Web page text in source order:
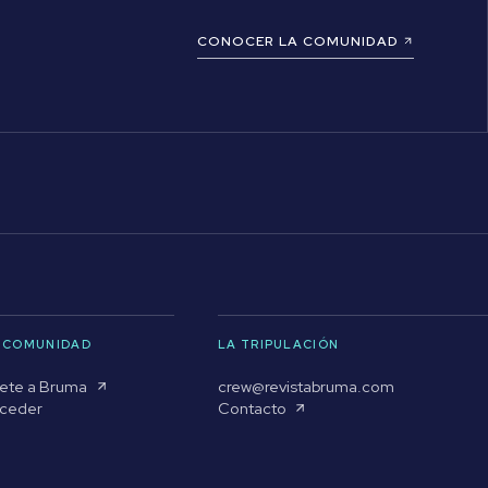
CONOCER LA COMUNIDAD
a Bruma
LA TRIPULACIÓN
crew@revistabruma.com
Contacto